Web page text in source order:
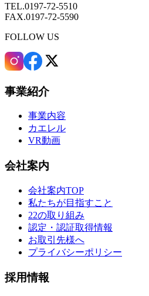
TEL.0197-72-5510
FAX.0197-72-5590
FOLLOW US
事業紹介
事業内容
カエレル
VR動画
会社案内
会社案内TOP
私たちが目指すこと
22の取り組み
認定・認証取得情報
お取引先様へ
プライバシーポリシー
採用情報